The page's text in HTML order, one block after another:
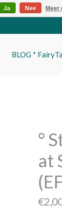
BLOG *
°
at
Ja Nee Meer